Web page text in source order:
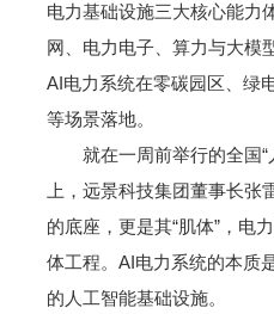
电力基础设施三大核心能力
网、电力电子、算力与大模
AI电力系统在零碳园区、绿
等场景落地。
就在一周前举行的全国
上，远景科技集团董事长张
的底座，更是其“肌体”，电
体工程。AI电力系统的本质
的人工智能基础设施。